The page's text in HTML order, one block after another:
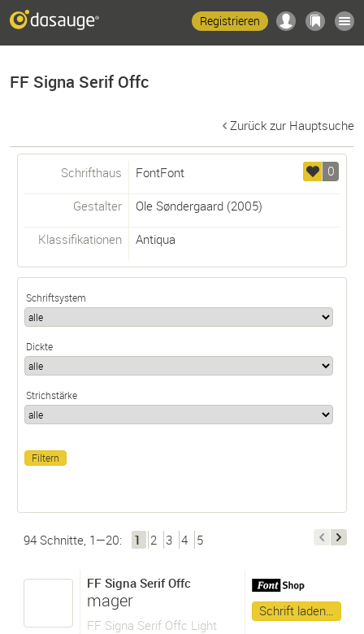
Registrieren
FF Signa Serif Offc
Zurück zur Hauptsuche
0
Schrifthaus FontFont
Gestalter Ole Søndergaard(2005)
Klassifikationen Antiqua
Schriftsystem
Dickte
Strichstärke
94 Schnitte, 1—20: 1 2 3 4 5
FF Signa Serif Offc
mager
FF Signa Serif Offc Light
Schrift laden…